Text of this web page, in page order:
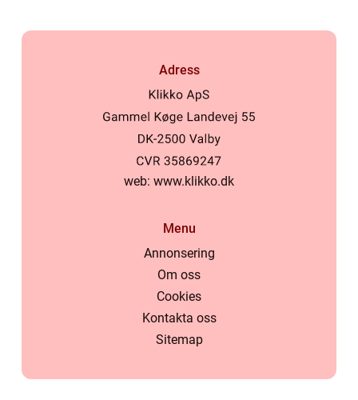
Adress
web: www.klikko.dk
Menu
Annonsering
Om oss
Cookies
Kontakta oss
Sitemap